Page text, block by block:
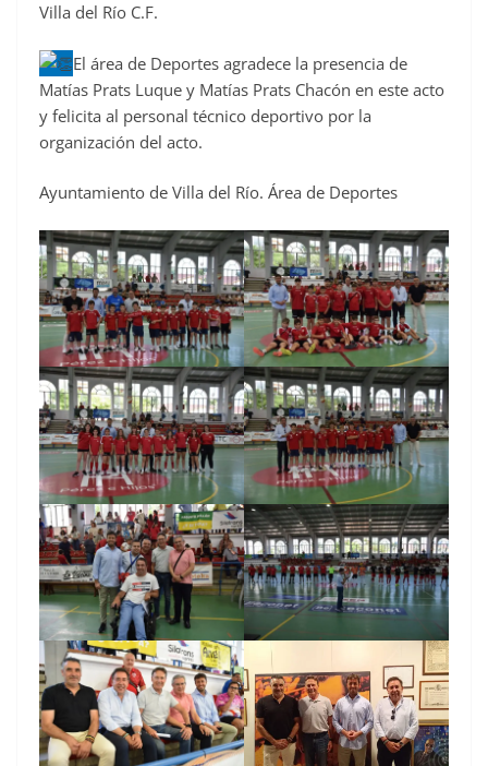
Villa del Río C.F.
El área de Deportes agradece la presencia de
Matías Prats Luque y Matías Prats Chacón en este acto
y felicita al personal técnico deportivo por la
organización del acto.
Ayuntamiento de Villa del Río. Área de Deportes